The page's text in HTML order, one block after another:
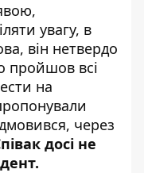
увагу, в
він нетвердо
пройшов всі
на
через
досі не